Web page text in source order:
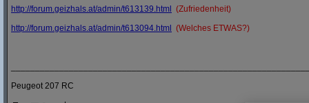
http://forum.geizhals.at/admin/t613139.html
(Zufriedenheit)
http://forum.geizhals.at/admin/t613094.html (Welches ETWAS?)
Peugeot 207 RC